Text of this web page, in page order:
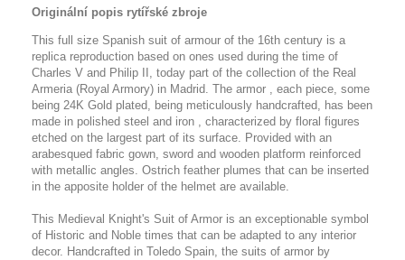
Originální popis rytířské zbroje
This full size Spanish suit of armour of the 16th century is a
replica reproduction based on ones used during the time of
Charles V and Philip II, today part of the collection of the Real
Armeria (Royal Armory) in Madrid. The armor , each piece, some
being 24K Gold plated, being meticulously handcrafted, has been
made in polished steel and iron , characterized by floral figures
etched on the largest part of its surface. Provided with an
arabesqued fabric gown, sword and wooden platform reinforced
with metallic angles. Ostrich feather plumes that can be inserted
in the apposite holder of the helmet are available.
This Medieval Knight's Suit of Armor is an exceptionable symbol
of Historic and Noble times that can be adapted to any interior
decor. Handcrafted in Toledo Spain, the suits of armor by